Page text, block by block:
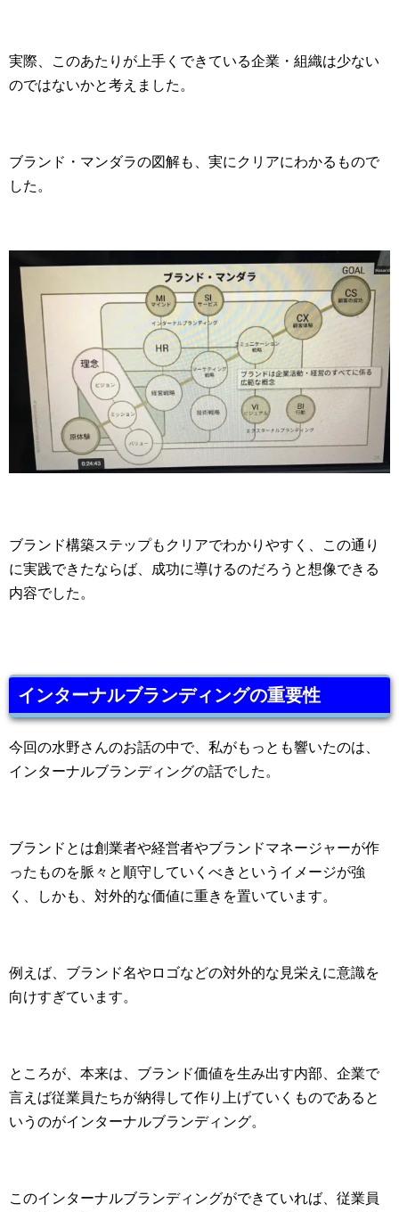
実際、このあたりが上手くできている企業・組織は少ない
のではないかと考えました。
ブランド・マンダラの図解も、実にクリアにわかるもので
した。
ブランド構築ステップもクリアでわかりやすく、この通り
に実践できたならば、成功に導けるのだろうと想像できる
内容でした。
インターナルブランディングの重要性
今回の水野さんのお話の中で、私がもっとも響いたのは、
インターナルブランディングの話でした。
ブランドとは創業者や経営者やブランドマネージャーが作
ったものを脈々と順守していくべきというイメージが強
く、しかも、対外的な価値に重きを置いています。
例えば、ブランド名やロゴなどの対外的な見栄えに意識を
向けすぎています。
ところが、本来は、ブランド価値を生み出す内部、企業で
言えば従業員たちが納得して作り上げていくものであると
いうのがインターナルブランディング。
このインターナルブランディングができていれば、従業員